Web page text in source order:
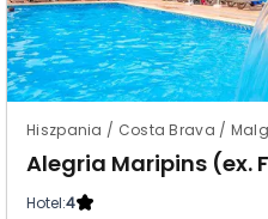
Hiszpania / Costa Brava /
Alegria Maripins (ex.
Hotel:4